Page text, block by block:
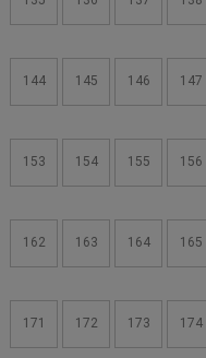
144 145 146 147
153 154 155 156
162 163 164 165
171 172 173 174